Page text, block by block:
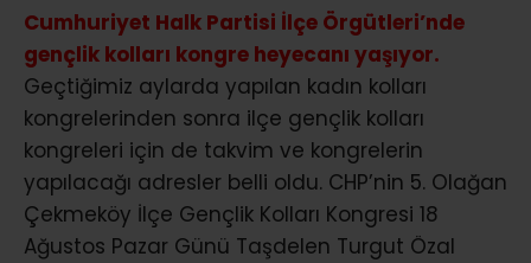
Cumhuriyet Halk Partisi İlçe Örgütleri’nde
gençlik kolları kongre heyecanı yaşıyor.
Geçtiğimiz aylarda yapılan kadın kolları
kongrelerinden sonra ilçe gençlik kolları
kongreleri için de takvim ve kongrelerin
yapılacağı adresler belli oldu. CHP’nin 5. Olağan
Çekmeköy İlçe Gençlik Kolları Kongresi 18
Ağustos Pazar Günü Taşdelen Turgut Özal